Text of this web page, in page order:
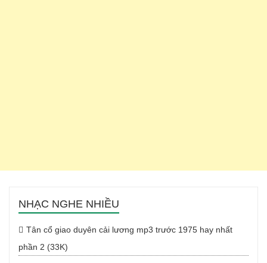
NHẠC NGHE NHIỀU
Tân cổ giao duyên cải lương mp3 trước 1975 hay nhất
phần 2 (33K)